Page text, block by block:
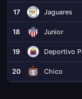
17 Jaguares
18 Junior
19 Deportivo
20 Chico